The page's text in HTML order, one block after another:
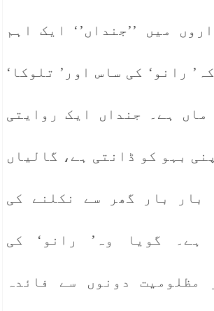
میں ’’جنداں’‘ ایک اہم
رانو‘ کی ساس اور’ تلوکا‘
ماں ہے۔ جنداں ایک روایتی
بہو کو ڈانتی ہے، گالیاں
بار بار گھر سے نکلنے کی
ہے۔ گویا وہ’ رانو‘ کی
مظلومیت دونوں سے فائدہ